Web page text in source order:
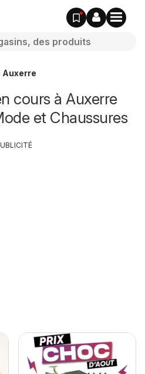
Auxerre
cours à Auxerre
et Chaussures